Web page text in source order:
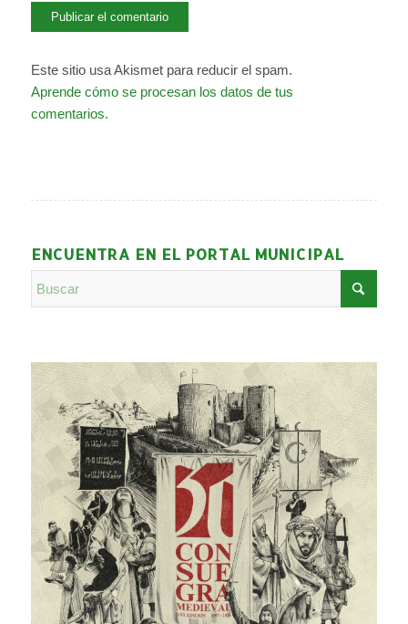
Este sitio usa Akismet para reducir el spam.
Aprende cómo se procesan los datos de tus
comentarios.
ENCUENTRA EN EL PORTAL MUNICIPAL